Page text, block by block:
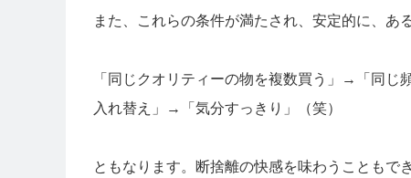
また、これらの条件が満たされ、安定的に、あ
「同じクオリティーの物を複数買う」→「同
入れ替え」→「気分すっきり」（笑）
ともなります。断捨離の快感を味わうこともで